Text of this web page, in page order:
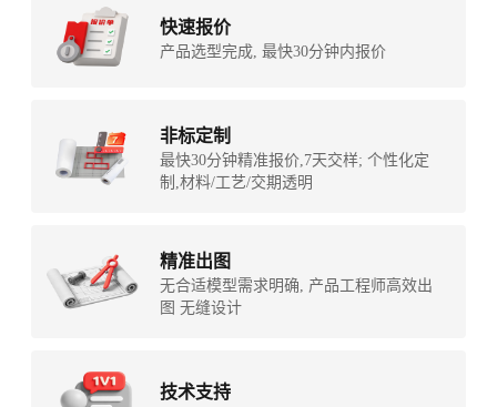
快速报价
产品选型完成, 最快30分钟内报价
非标定制
最快30分钟精准报价,7天交样; 个性化定
制,材料/工艺/交期透明
精准出图
无合适模型需求明确, 产品工程师高效出
图 无缝设计
技术支持